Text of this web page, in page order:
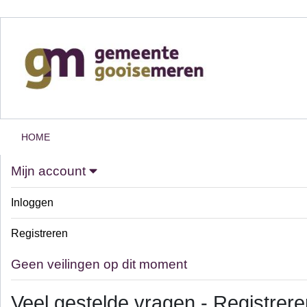
HOME
Mijn account
Inloggen
Registreren
Geen veilingen op dit moment